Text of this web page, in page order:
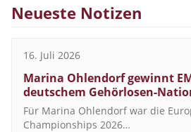
Neueste Notizen
16. Juli 2026
Marina Ohlendorf gewinnt
deutschem Gehörlosen-
Für Marina Ohlendorf war die
Championships 2026…